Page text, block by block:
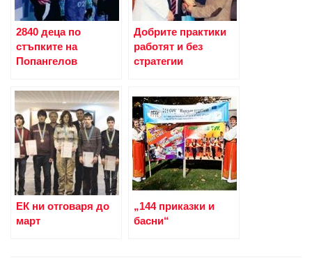
2840 деца по
стъпките на
Попангелов
Добрите практики
работят и без
стратегии
ЕК ни отговаря до
март
„144 приказки и
басни“